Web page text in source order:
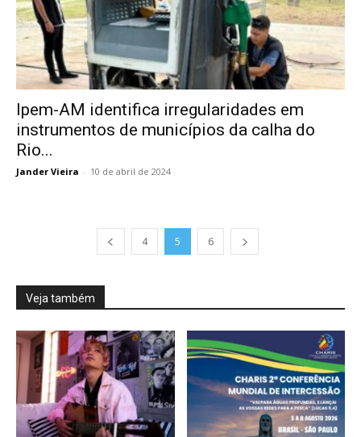
Ipem-AM identifica irregularidades em
instrumentos de municípios da calha do
Rio...
Jander Vieira - 10 de abril de 2024
4 5 6
Veja também